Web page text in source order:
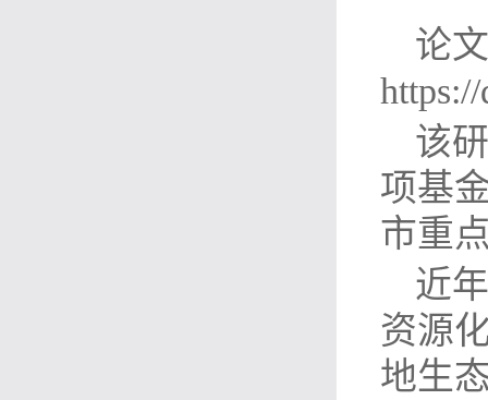
论
该
项基
市重
近
资源
地生